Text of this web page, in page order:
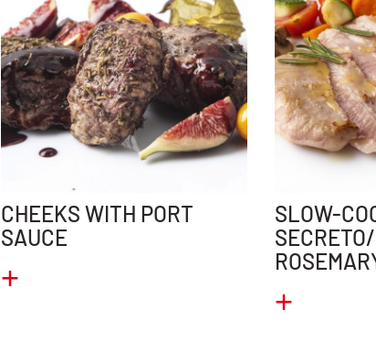
CHEEKS WITH PORT
SAUCE
+
SLOW-
+